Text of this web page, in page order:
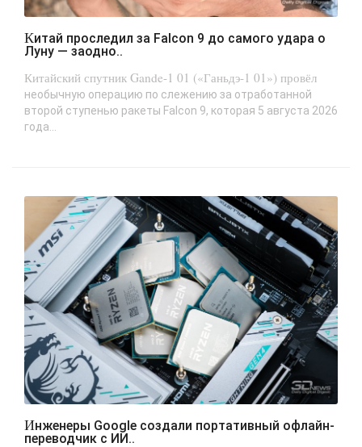
Китай проследил за Falcon 9 до самого удара о
Луну — заодно..
Китайский спутник Gande-1 01 («Ганьдэ-1 01») провёл
необычную операцию по слежению за отработанной
второй ступенью ракеты Falcon 9, которая 5 августа 2026
года...
Инженеры Google создали портативный офлайн-
переводчик с ИИ..